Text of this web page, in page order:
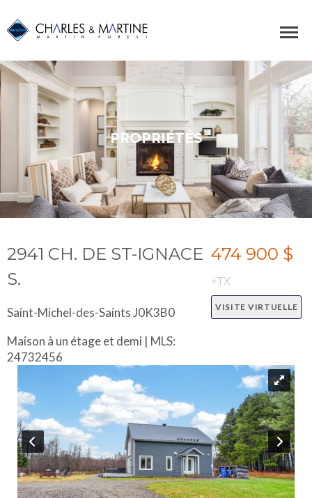
PROPRIÉTÉS
2941 CH. DE ST-IGNACE
S.
Saint-Michel-des-Saints J0K3B0
Maison à un étage et demi | MLS:
24732456
474 900 $
+TX
VISITE VIRTUELLE